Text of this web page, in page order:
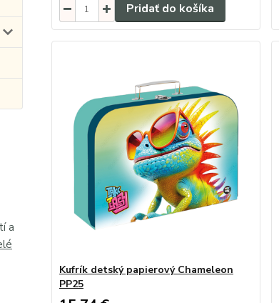
a
Pridať do košíka
Kufrík detský papierový Chameleon
PP25